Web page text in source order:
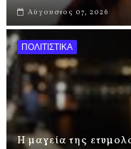
Αύγουστος 07, 2026
ΠΟΛΙΤΙΣΤΙΚΑ
Η μαγεία της